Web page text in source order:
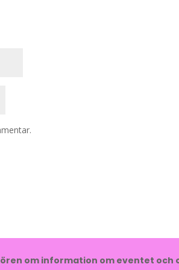
om information om eventet och